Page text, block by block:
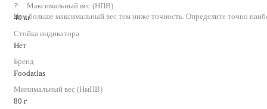
?
Чем больше максимальный вес тем ниже точность. Определите точно
Максимальный вес (НПВ)
40 кг
Стойка индикатора
Нет
Бренд
Foodatlas
Минимальный вес (НмПВ)
80 г